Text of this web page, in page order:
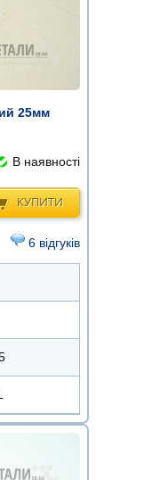
25мм
В наявності
КУПИТИ
6 відгуків